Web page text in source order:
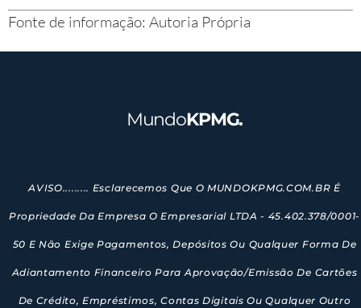
Fonte de informação: Autoria Própria
MundoKPMG.
AVISO......... Esclarecemos Que O MUNDOKPMG.COM.BR É
Propriedade Da Empresa O Empresarial LTDA - 45.402.378/0001-
50 E Não Exige Pagamentos, Depósitos Ou Qualquer Forma De
Adiantamento Financeiro Para Aprovação/emissão De Cartões
De Crédito, Empréstimos, Contas Digitais Ou Qualquer Outro